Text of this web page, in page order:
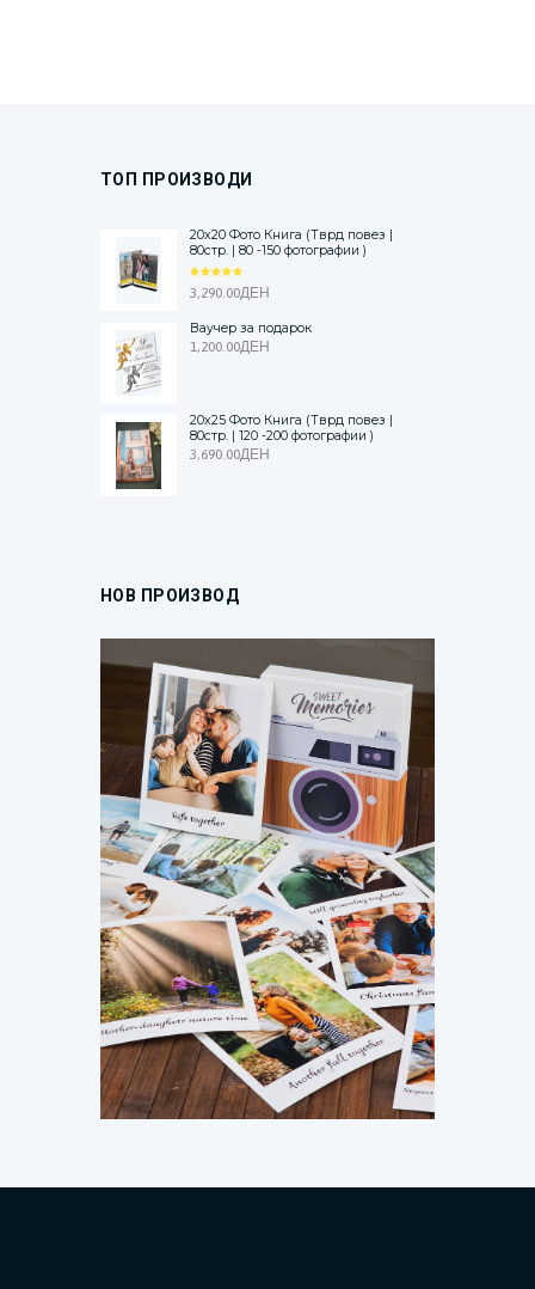
ТОП ПРОИЗВОДИ
20x20 Фото Книга (Тврд повез |
80стр. | 80 -150 фотографии )
О5.00
ОД 5
3,290.00ДЕН
Ваучер за подарок
1,200.00ДЕН
20x25 Фото Книга (Тврд повез |
80стр. | 120 -200 фотографии )
3,690.00ДЕН
НОВ ПРОИЗВОД